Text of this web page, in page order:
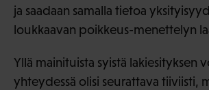
ja saadaan samalla tietoa
loukkaavan poikkeus-menettelyn
Yllä mainituista syistä lakiesityksen
yhteydessä olisi seurattava tiiviisti,